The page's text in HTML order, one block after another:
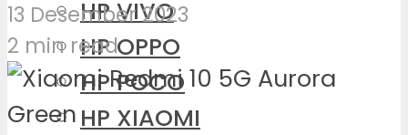
HP VIVO
HP OPPO
HP POCO
HP XIAOMI
13 Desember 2023
2 min read